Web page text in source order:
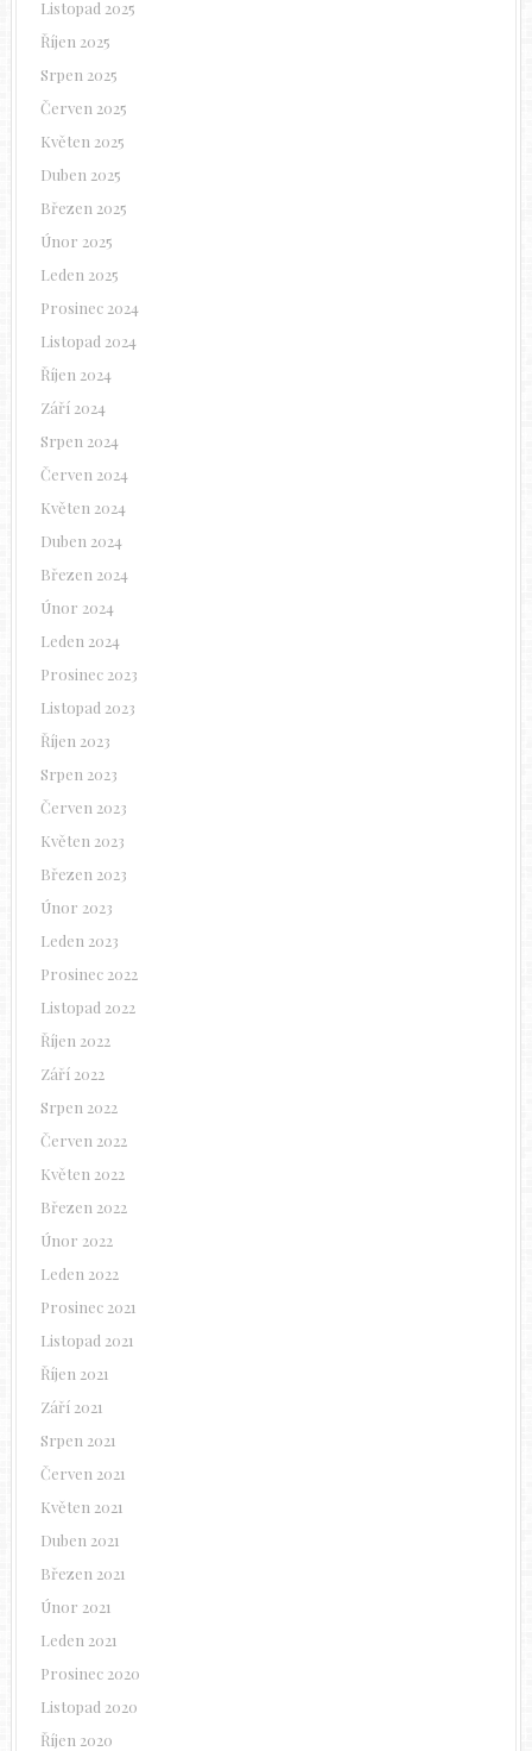
Listopad 2025
Říjen 2025
Srpen 2025
Červen 2025
Květen 2025
Duben 2025
Březen 2025
Únor 2025
Leden 2025
Prosinec 2024
Listopad 2024
Říjen 2024
Září 2024
Srpen 2024
Červen 2024
Květen 2024
Duben 2024
Březen 2024
Únor 2024
Leden 2024
Prosinec 2023
Listopad 2023
Říjen 2023
Srpen 2023
Červen 2023
Květen 2023
Březen 2023
Únor 2023
Leden 2023
Prosinec 2022
Listopad 2022
Říjen 2022
Září 2022
Srpen 2022
Červen 2022
Květen 2022
Březen 2022
Únor 2022
Leden 2022
Prosinec 2021
Listopad 2021
Říjen 2021
Září 2021
Srpen 2021
Červen 2021
Květen 2021
Duben 2021
Březen 2021
Únor 2021
Leden 2021
Prosinec 2020
Listopad 2020
Říjen 2020